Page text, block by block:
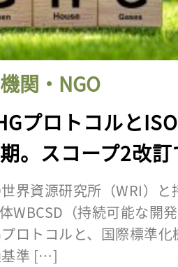
関・NGO
プロトコルと
。スコープ2改
界資源研究所（WRI）
WBCSD（持続可能な開
ロトコルと、国際標準
基準 […]